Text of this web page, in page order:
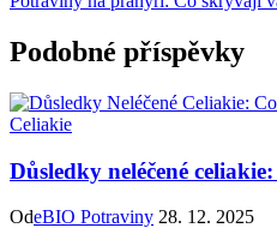
Podobné příspěvky
Celiakie
Důsledky neléčené
OdeBIO Potraviny 28. 12. 2025